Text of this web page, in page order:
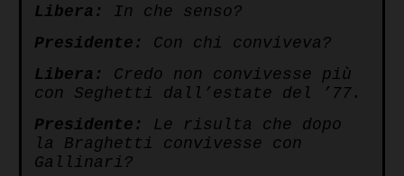
Libera:
In che senso?
Presidente:
Con chi conviveva?
Libera:
Credo non convivesse più
con Seghetti dall’estate del ’77.
Presidente:
Le risulta che dopo
la Braghetti convivesse con
Gallinari?